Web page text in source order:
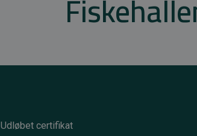
Udløbet certifikat